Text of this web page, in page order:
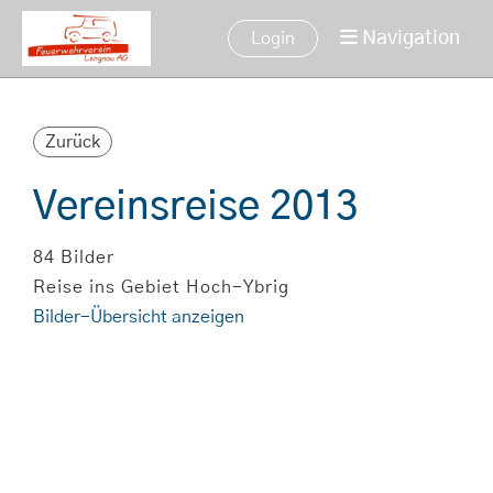
Login Navigation
Zurück
Vereinsreise 2013
84 Bilder
Reise ins Gebiet Hoch-Ybrig
Bilder-Übersicht anzeigen